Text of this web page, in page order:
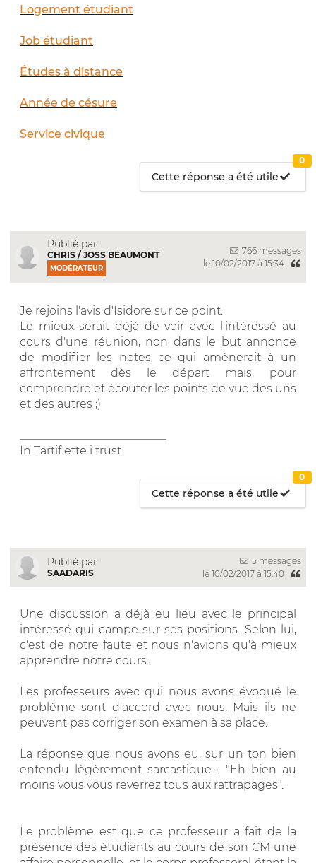
Logement étudiant
Job étudiant
Études à distance
Année de césure
Service civique
Cette réponse a été utile
0
Publié par
CHRIS / JOSS BEAUMONT
MODÉRATEUR
766 messages
le 10/02/2017 à 15:34
Je rejoins l'avis d'Isidore sur ce point.
Le mieux serait déjà de voir avec l'intéressé au
cours d'une réunion, non dans le but annonce
de modifier les notes ce qui amènerait à un
affrontement dès le départ mais, pour
comprendre et écouter les points de vue des uns
et des autres ;)
In Tartiflette i trust
Cette réponse a été utile
0
Publié par
SAADARIS
5 messages
le 10/02/2017 à 15:40
Une discussion a déjà eu lieu avec le principal
intéressé qui campe sur ses positions. Selon lui,
c'est de notre faute et nous n'avions qu'à mieux
apprendre notre cours.
Les professeurs avec qui nous avons évoqué le
problème sont d'accord avec nous. Mais ils ne
peuvent pas corriger son examen à sa place.
La réponse que nous avons eu, sur un ton bien
entendu légèrement sarcastique : "Eh bien au
moins vous vous reverrez tous aux rattrapages".
Le problème est que ce professeur a fait de la
présence des étudiants au cours de son CM une